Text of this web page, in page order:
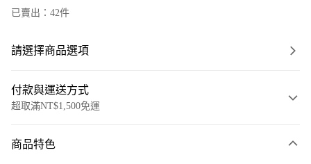
已賣出：42件
請選擇商品選項
付款與運送方式
超取滿NT$1,500免運
信用卡一次付款
商品特色